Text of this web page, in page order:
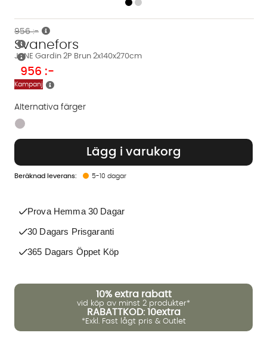
JANE Gardin 2P Brun 2x140x270cm
Svanefors
956 :-
956 :-
Kampanj
Lägg i varukorg
5-10 dagar
Alternativa färger
Finns även i dessa färger:
Prova Hemma 30 Dagar
30 Dagars Prisgaranti
365 Dagars Öppet Köp
10% extra rabatt
vid köp av minst 2 produkter*
RABATTKOD: 10extra
*Exkl. Fast lågt pris & Outlet